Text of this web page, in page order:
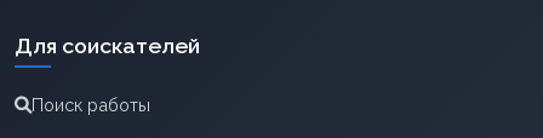
Для соискателей
Поиск работы